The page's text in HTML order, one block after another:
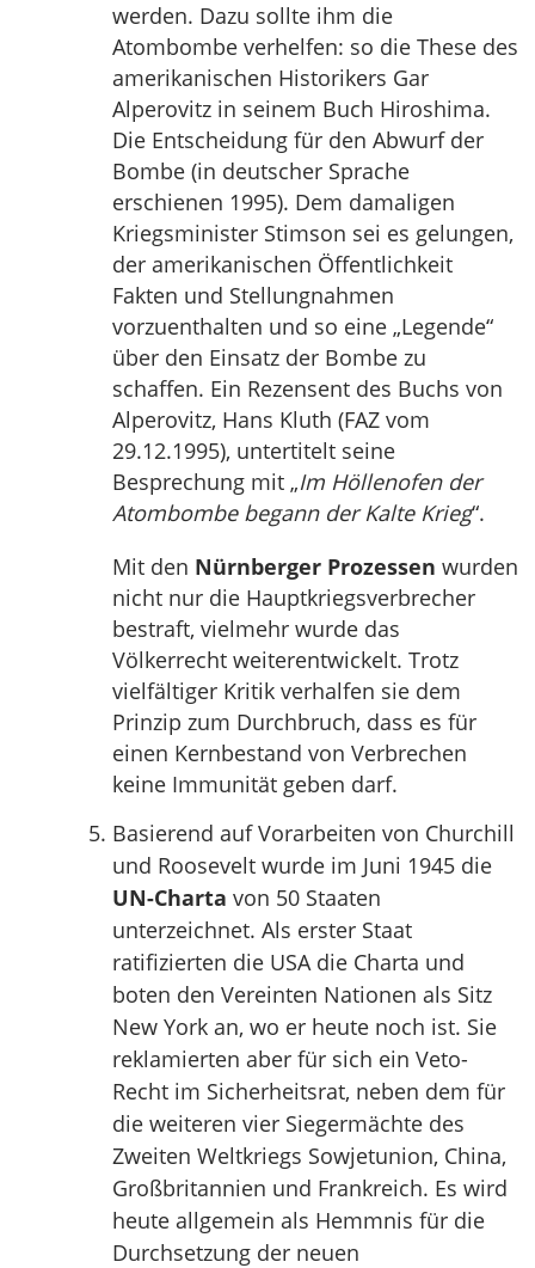
werden. Dazu sollte ihm die
Atombombe verhelfen: so die These des
amerikanischen Historikers Gar
Alperovitz in seinem Buch Hiroshima.
Die Entscheidung für den Abwurf der
Bombe (in deutscher Sprache
erschienen 1995). Dem damaligen
Kriegsminister Stimson sei es gelungen,
der amerikanischen Öffentlichkeit
Fakten und Stellungnahmen
vorzuenthalten und so eine „Legende“
über den Einsatz der Bombe zu
schaffen. Ein Rezensent des Buchs von
Alperovitz, Hans Kluth (FAZ vom
29.12.1995), untertitelt seine
Besprechung mit „Im Höllenofen der
Atombombe begann der Kalte Krieg“.
Mit den Nürnberger Prozessen wurden
nicht nur die Hauptkriegsverbrecher
bestraft, vielmehr wurde das
Völkerrecht weiterentwickelt. Trotz
vielfältiger Kritik verhalfen sie dem
Prinzip zum Durchbruch, dass es für
einen Kernbestand von Verbrechen
keine Immunität geben darf.
Basierend auf Vorarbeiten von Churchill
und Roosevelt wurde im Juni 1945 die
UN-Charta von 50 Staaten
unterzeichnet. Als erster Staat
ratifizierten die USA die Charta und
boten den Vereinten Nationen als Sitz
New York an, wo er heute noch ist. Sie
reklamierten aber für sich ein Veto-
Recht im Sicherheitsrat, neben dem für
die weiteren vier Siegermächte des
Zweiten Weltkriegs Sowjetunion, China,
Großbritannien und Frankreich. Es wird
heute allgemein als Hemmnis für die
Durchsetzung der neuen